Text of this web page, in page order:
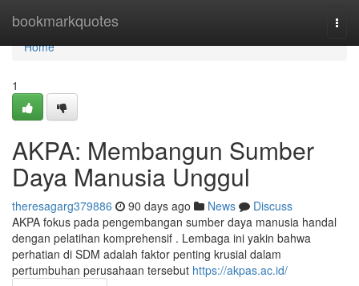
bookmarkquotes
Home
Home
1
AKPA: Membangun Sumber
Daya Manusia Unggul
theresagarg379886 90 days ago News
Discuss
AKPA fokus pada pengembangan sumber daya manusia handal
dengan pelatihan komprehensif . Lembaga ini yakin bahwa
perhatian di SDM adalah faktor penting krusial dalam
pertumbuhan perusahaan tersebut https://akpas.ac.id/